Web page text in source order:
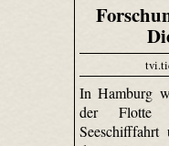
In Hamburg
der Flotte